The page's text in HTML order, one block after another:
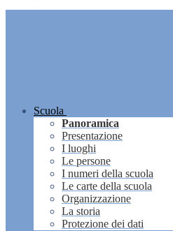
Scuola
Panoramica
Presentazione
I luoghi
Le persone
I numeri della scuola
Le carte della scuola
Organizzazione
La storia
Protezione dei dati